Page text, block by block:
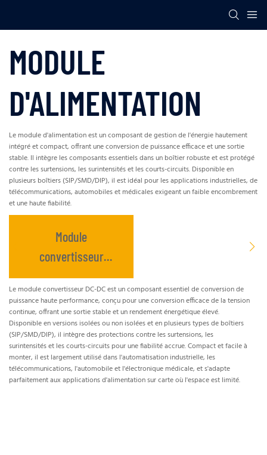
MODULE
D'ALIMENTATION
Le module d'alimentation est un composant de gestion de l'énergie hautement
intégré et compact, offrant une conversion de puissance efficace et une sortie
stable. Il intègre les composants essentiels dans un boîtier robuste et est protégé
contre les surtensions, les surintensités et les courts-circuits. Disponible en
plusieurs boîtiers (SIP/SMD/DIP), il est idéal pour les applications industrielles, de
télécommunications, automobiles et médicales exigeant un faible encombrement
et une haute fiabilité.
Module
convertisseur
CC-CC
Le module convertisseur DC-DC est un composant essentiel de conversion de
puissance haute performance, conçu pour une conversion efficace de la tension
continue, offrant une sortie stable et un rendement énergétique élevé.
Disponible en versions isolées ou non isolées et en plusieurs types de boîtiers
(SIP/SMD/DIP), il intègre des protections contre les surtensions, les
surintensités et les courts-circuits pour une fiabilité accrue. Compact et facile à
monter, il est largement utilisé dans l'automatisation industrielle, les
télécommunications, l'automobile et l'électronique médicale, et s'adapte
parfaitement aux applications d'alimentation sur carte où l'espace est limité.